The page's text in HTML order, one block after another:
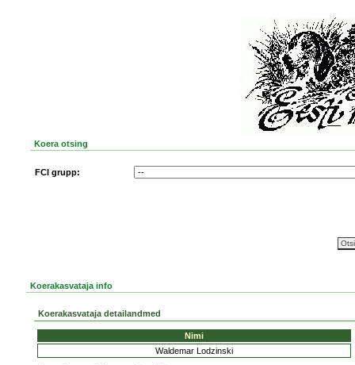
Koera otsing
FCI grupp:
Koerakasvataja info
Koerakasvataja detailandmed
Nimi
Waldemar Lodzinski